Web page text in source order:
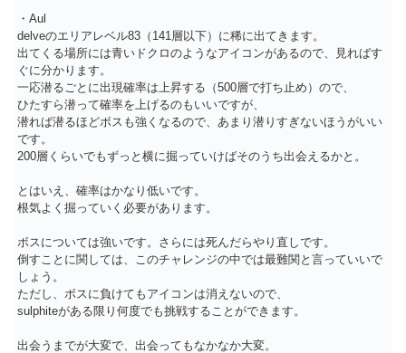
・Aul
delveのエリアレベル83（141層以下）に稀に出てきます。
出てくる場所には青いドクロのようなアイコンがあるので、見ればす
ぐに分かります。
一応潜るごとに出現確率は上昇する（500層で打ち止め）ので、
ひたすら潜って確率を上げるのもいいですが、
潜れば潜るほどボスも強くなるので、あまり潜りすぎないほうがいい
です。
200層くらいでもずっと横に掘っていけばそのうち出会えるかと。
とはいえ、確率はかなり低いです。
根気よく掘っていく必要があります。
ボスについては強いです。さらには死んだらやり直しです。
倒すことに関しては、このチャレンジの中では最難関と言っていいで
しょう。
ただし、ボスに負けてもアイコンは消えないので、
sulphiteがある限り何度でも挑戦することができます。
出会うまでが大変で、出会ってもなかなか大変。